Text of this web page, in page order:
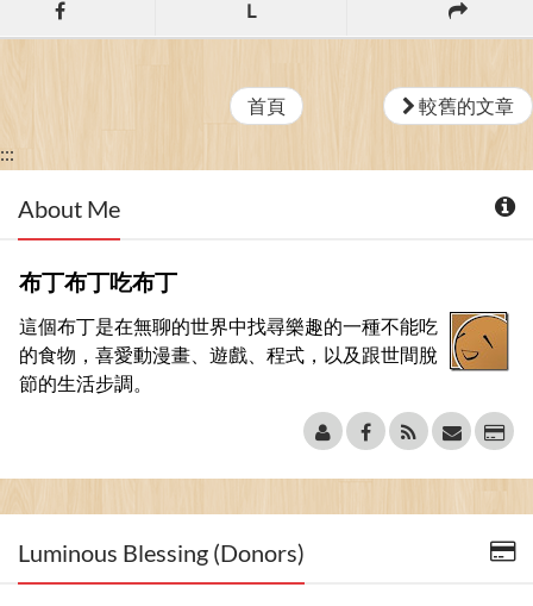
L
首頁 較舊的文章
:::
About Me
布丁布丁吃布丁
這個布丁是在無聊的世界中找尋樂趣的一種不能吃
的食物，喜愛動漫畫、遊戲、程式，以及跟世間脫
節的生活步調。
Luminous Blessing (Donors)